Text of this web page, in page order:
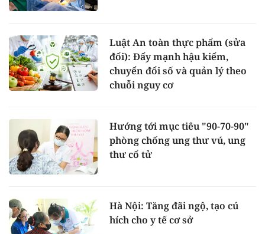
Luật An toàn thực phẩm (sửa
đổi): Đẩy mạnh hậu kiểm,
chuyển đổi số và quản lý theo
chuỗi nguy cơ
Hướng tới mục tiêu "90-70-90"
phòng chống ung thư vú, ung
thư cổ tử
Hà Nội: Tăng đãi ngộ, tạo cú
hích cho y tế cơ sở